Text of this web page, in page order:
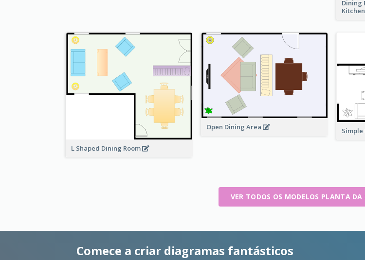
Dining
Kitchen
L Shaped Dining Room
Open Dining Area Simple
VER TODOS OS MODELOS PLANTA
Comece a criar diagramas fantásticos